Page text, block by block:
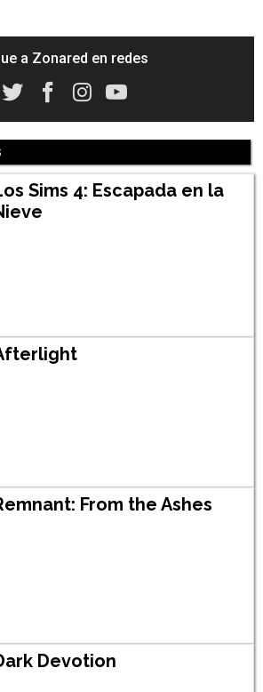
a Zonared en redes
Sims 4: Escapada en la
From the Ashes
Devotion